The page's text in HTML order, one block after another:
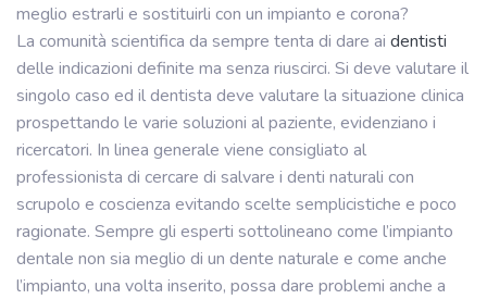
meglio estrarli e sostituirli con un impianto e corona?
La comunità scientifica da sempre tenta di dare ai dentisti
delle indicazioni definite ma senza riuscirci. Si deve valutare il
singolo caso ed il dentista deve valutare la situazione clinica
prospettando le varie soluzioni al paziente, evidenziano i
ricercatori. In linea generale viene consigliato al
professionista di cercare di salvare i denti naturali con
scrupolo e coscienza evitando scelte semplicistiche e poco
ragionate. Sempre gli esperti sottolineano come l’impianto
dentale non sia meglio di un dente naturale e come anche
l’impianto, una volta inserito, possa dare problemi anche a